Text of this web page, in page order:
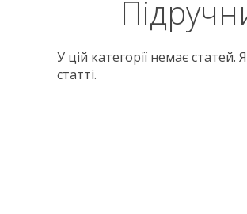
У цій категорії немає
статті.